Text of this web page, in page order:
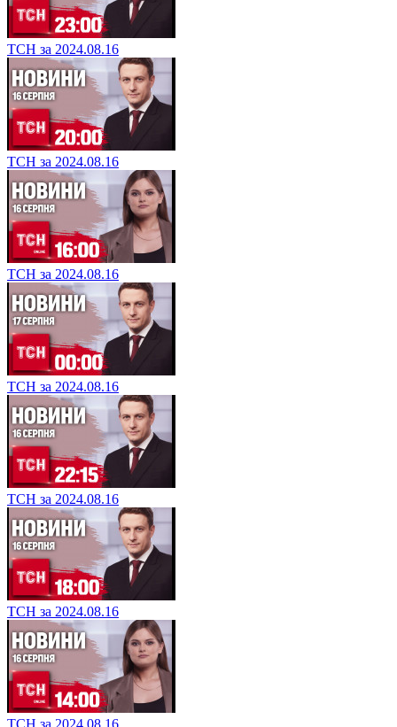
ТСН за 2024.08.16
ТСН за 2024.08.16
ТСН за 2024.08.16
ТСН за 2024.08.16
ТСН за 2024.08.16
ТСН за 2024.08.16
ТСН за 2024.08.16